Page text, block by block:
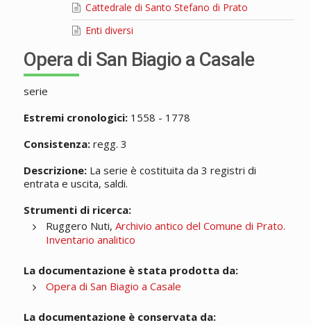
Cattedrale di Santo Stefano di Prato
Enti diversi
Opera di San Biagio a Casale
serie
Estremi cronologici:1558 - 1778
Consistenza:regg. 3
Descrizione:La serie è costituita da 3 registri di
entrata e uscita, saldi.
Strumenti di ricerca:
Ruggero Nuti, Archivio antico del Comune di Prato.
Inventario analitico
La documentazione è stata prodotta da:
Opera di San Biagio a Casale
La documentazione è conservata da: